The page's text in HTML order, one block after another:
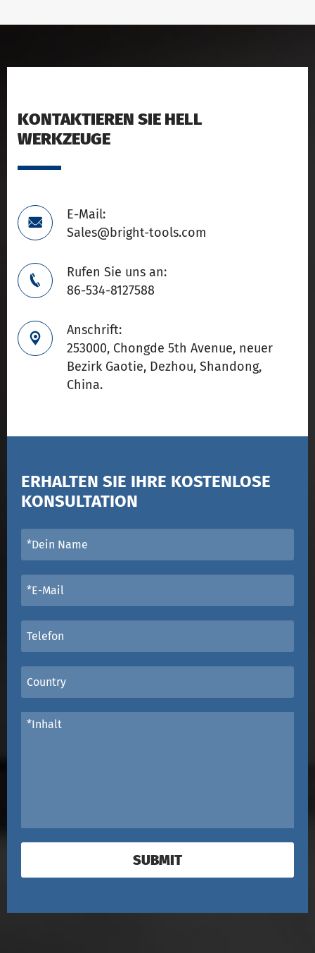
KONTAKTIEREN SIE HELL
WERKZEUGE

E-Mail:
Sales@bright-tools.com

Rufen Sie uns an:
86-534-8127588

Anschrift:
253000, Chongde 5th Avenue, neuer
Bezirk Gaotie, Dezhou, Shandong,
China.
ERHALTEN SIE IHRE KOSTENLOSE
KONSULTATION
SUBMIT